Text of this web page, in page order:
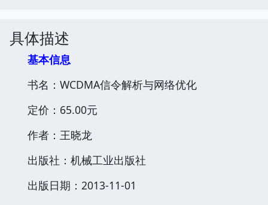
具体描述
基本信息
书名：WCDMA信令解析与网络优化
定价：65.00元
作者：王晓龙
出版社：机械工业出版社
出版日期：2013-11-01